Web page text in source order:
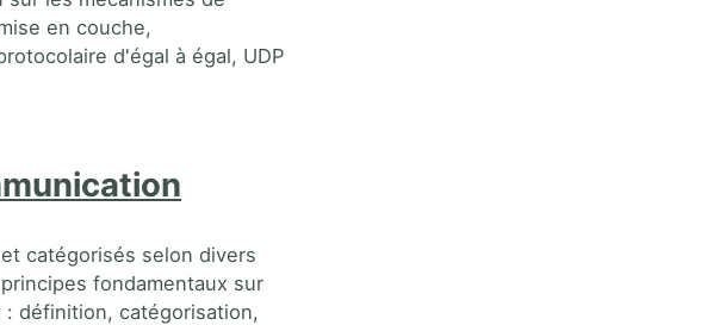
en couche,
d'égal à égal, UDP
catégorisés selon divers
fondamentaux sur
définition, catégorisation,